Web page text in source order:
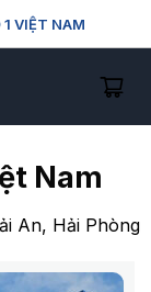
VIỆT NAM
Nam
An, Hải Phòng